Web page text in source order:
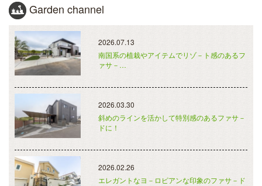
Garden channel
2026.07.13
南国系の植栽やアイテムでリゾ－ト感のあるフ
ァサ－…
2026.03.30
斜めのラインを活かして特別感のあるファサ－
ドに！
2026.02.26
エレガントなヨ－ロピアンな印象のファサ－ド